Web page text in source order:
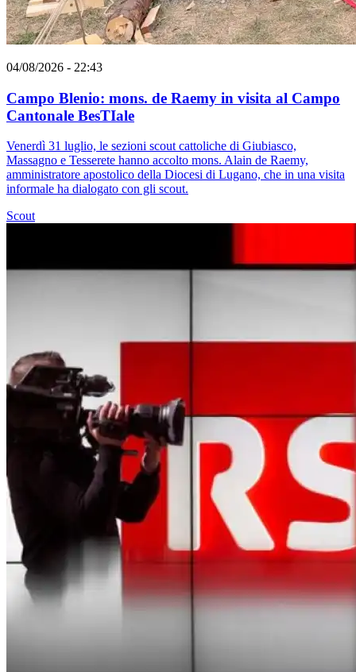
04/08/2026 - 22:43
Campo Blenio: mons. de Raemy in visita al Campo
Cantonale BesTIale
Venerdì 31 luglio, le sezioni scout cattoliche di Giubiasco,
Massagno e Tesserete hanno accolto mons. Alain de Raemy,
amministratore apostolico della Diocesi di Lugano, che in una visita
informale ha dialogato con gli scout.
Scout